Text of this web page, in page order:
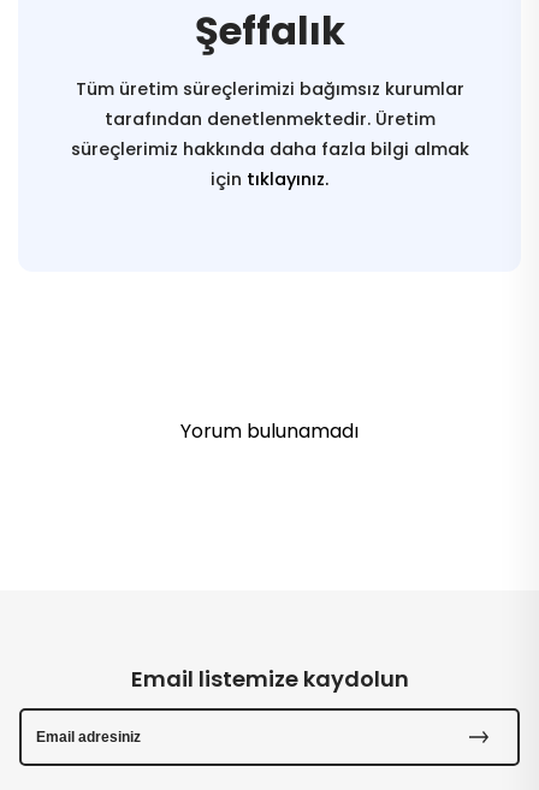
Şeffalık
Tüm üretim süreçlerimizi bağımsız kurumlar
tarafından denetlenmektedir. Üretim
süreçlerimiz hakkında daha fazla bilgi almak
için tıklayınız.
Yorum bulunamadı
Email listemize kaydolun